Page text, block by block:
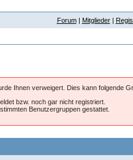
Forum| Mitglieder|
Ihnen verweigert. Dies kann folgende
bzw. noch gar nicht registriert.
Benutzergruppen gestattet.